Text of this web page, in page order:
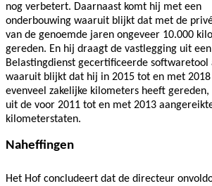
nog verbetert. Daarnaast komt hij met een
onderbouwing waaruit blijkt dat met de
van de genoemde jaren ongeveer 10.000
gereden. En hij draagt de vastlegging uit
Belastingdienst gecertificeerde softwaretool
waaruit blijkt dat hij in 2015 tot en met
evenveel zakelijke kilometers heeft
uit de voor 2011 tot en met 2013
kilometerstaten.
Naheffingen
Het Hof concludeert dat de directeur